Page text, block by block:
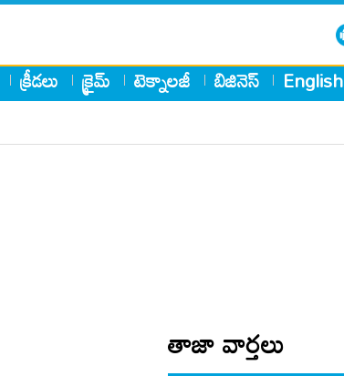
క్రీడలు క్రైమ్ టెక్నాలజీ బిజినెస్ English
తాజా వార్తలు